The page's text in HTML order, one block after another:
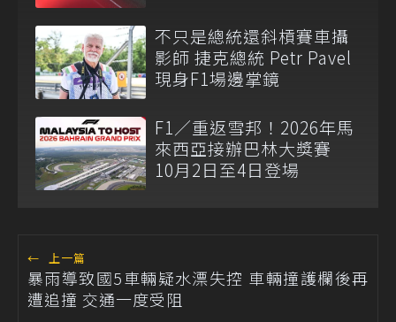
不只是總統還斜槓賽車攝
影師 捷克總統 Petr Pavel
現身F1場邊掌鏡
F1／重返雪邦！2026年馬
來西亞接辦巴林大獎賽
10月2日至4日登場
← 上一篇
暴雨導致國5車輛疑水漂失控 車輛撞護欄後再
遭追撞 交通一度受阻